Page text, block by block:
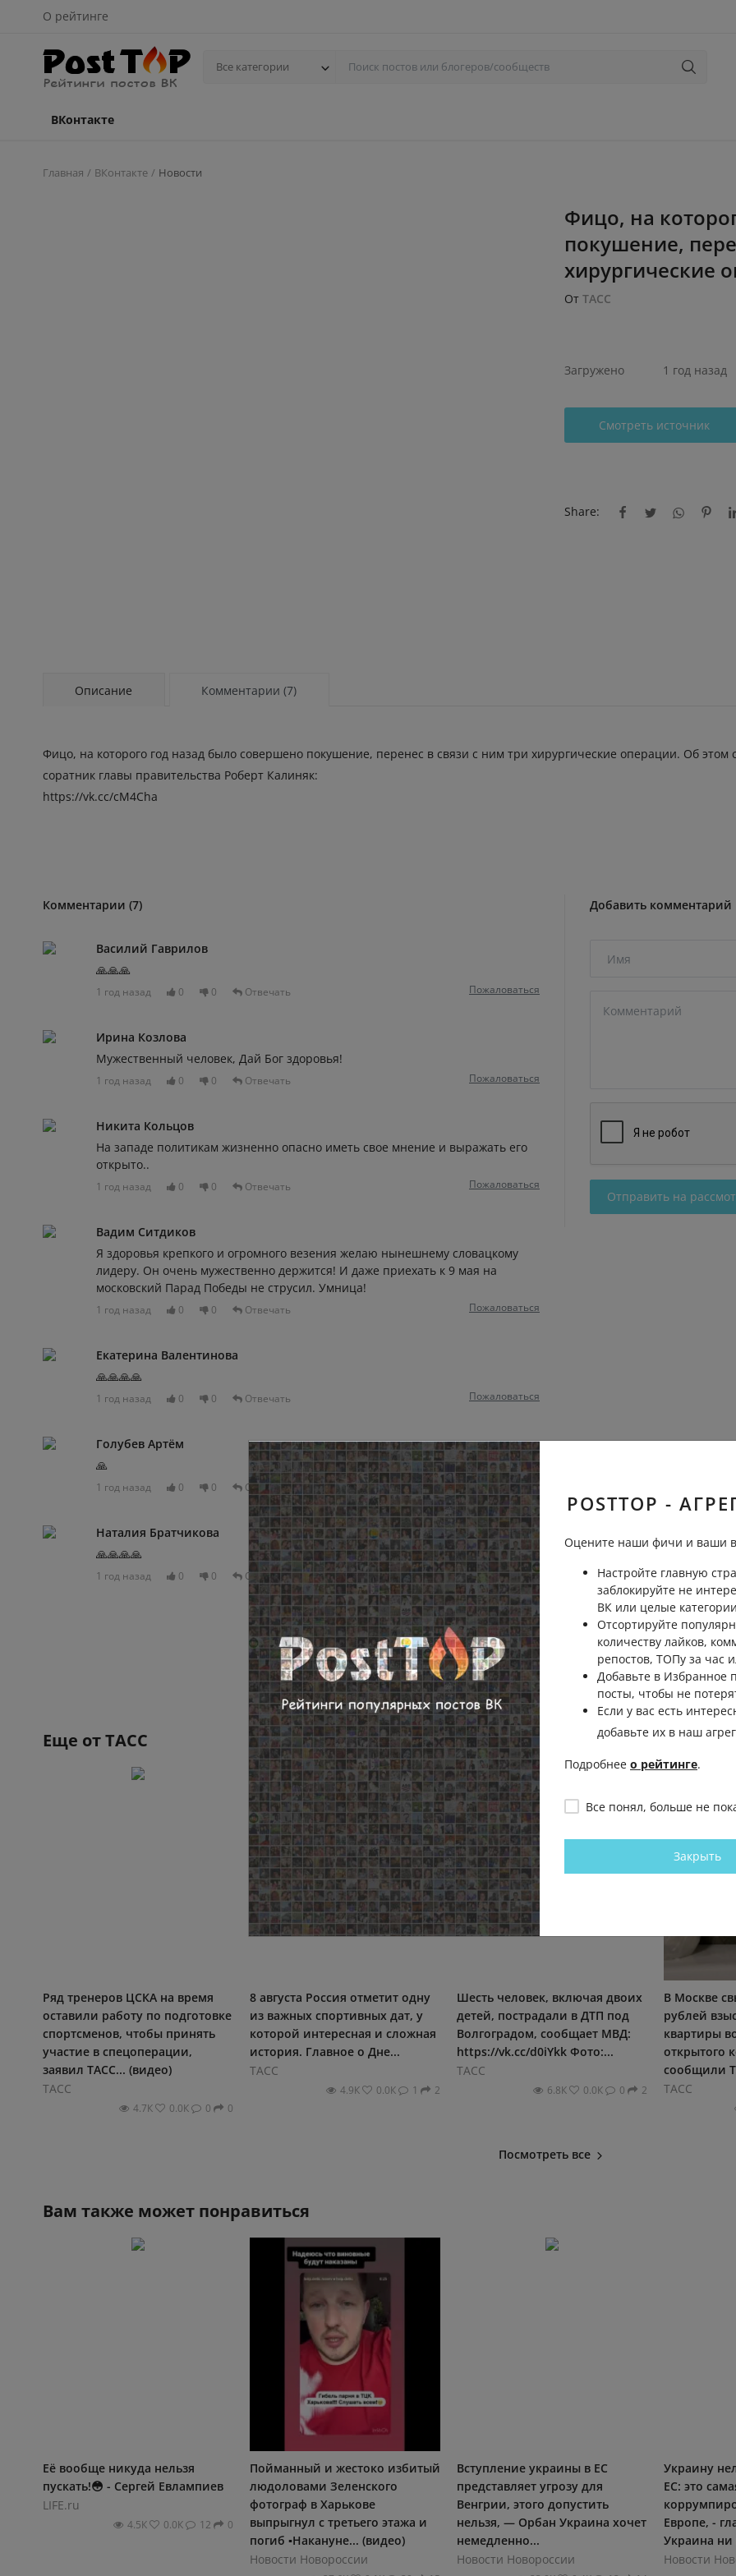
О рейтинге
Все категории
ВКонтакте
Главная ВКонтакте Новости
Фицо, на
покушение,
хирургические
От ТАСС
Загружено 1 год назад
Смотреть источник
Share:
Описание Комментарии (7)
Фицо, на которого год назад было совершено покушение, перенес в связи с ним три хирургические операции. Об
соратник главы правительства Роберт Калиняк:
https://vk.cc/cM4Cha
Комментарии (7)
Василий Гаврилов
🙏🙏🙏
1 год назад 0 0 Отвечать Пожаловаться
Ирина Козлова
Мужественный человек, Дай Бог здоровья!
1 год назад 0 0 Отвечать Пожаловаться
Никита Кольцов
На западе политикам жизненно опасно иметь свое мнение и выражать его
открыто..
1 год назад 0 0 Отвечать Пожаловаться
Вадим Ситдиков
Я здоровья крепкого и огромного везения желаю нынешнему словацкому
лидеру. Он очень мужественно держится! И даже приехать к 9 мая на
московский Парад Победы не струсил. Умница!
1 год назад 0 0 Отвечать Пожаловаться
Екатерина Валентинова
🙏🙏🙏🙏
1 год назад 0 0 Отвечать Пожаловаться
Голубев Артём
🙏
1 год назад 0 0 Отвечать Пожаловаться
Наталия Братчикова
🙏🙏🙏🙏
1 год назад 0 0 Отвечать Пожаловаться
Добавить комментарий
Отправить на
Еще отТАСС
Ряд тренеров ЦСКА на время
оставили работу по подготовке
спортсменов, чтобы принять
участие в спецоперации,
заявил ТАСС... (видео)
ТАСС
4.7К 0.0К 0 0
8 августа Россия отметит одну
из важных спортивных дат, у
которой интересная и сложная
история. Главное о Дне...
ТАСС
4.9К 0.0К 1 2
Шесть человек, включая двоих
детей, пострадали в ДТП под
Волгоградом, сообщает МВД:
https://vk.cc/d0iYkk Фото:...
ТАСС
6.8К 0.0К 0 2
В Москве
рублей
квартиры
открытого
сообщили
ТАСС
Посмотреть все
Вам также может понравиться
Её вообще никуда нельзя
пускать!😳 - Сергей Евлампиев
LIFE.ru
4.5К 0.0К 12 0
Пойманный и жестоко избитый
людоловами Зеленского
фотограф в Харькове
выпрыгнул с третьего этажа и
погиб ▪Накануне... (видео)
Новости Новороссии
Вступление украины в ЕС
представляет угрозу для
Венгрии, этого допустить
нельзя, — Орбан Украина хочет
немедленно...
Новости Новороссии
Украину
ЕС: это
Европе, -
Украина
Новости
POSTTOP -
Оцените наши фичи и ваши
Настройте главную
заблокируйте не
ВК или целые
Отсортируйте
количеству лайков,
репостов, ТОПу за час
Добавьте в Избранное
посты, чтобы не
Если у вас есть
добавьте их в наш
Подробнее о рейтинге.
Все понял, больше не
Закрыть